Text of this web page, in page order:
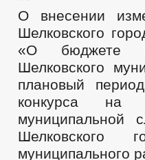
О внесении
Шелковского
«О бюджете
Шелковского
плановый
конкурса на
муниципальной
Шелковского
муниципального